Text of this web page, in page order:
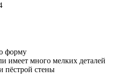
форму
имеет много мелких деталей
пёстрой стены